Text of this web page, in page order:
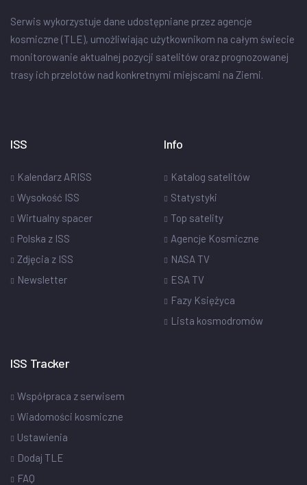
Serwis wykorzystuje dane udostępniane przez agencje
kosmiczne (TLE), umożliwiając użytkownikom na całym świecie
monitorowanie aktualnej pozycji satelitów oraz prognozowanej
trasy ich przelotów nad konkretnymi miejscami na Ziemi.
ISS
Kalendarz ARISS
Wysokość ISS
Wirtualny spacer
Polska z ISS
Zdjęcia z ISS
Newsletter
Info
Katalog satelitów
Statystyki
Top satelity
Agencje Kosmiczne
NASA TV
ESA TV
Fazy Księżyca
Lista kosmodromów
ISS Tracker
Współpraca z serwisem
Wiadomości kosmiczne
Ustawienia
Dodaj TLE
FAQ